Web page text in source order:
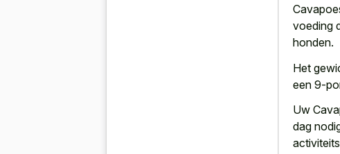
voeding
honden.
Het
een 9-
Uw
dag